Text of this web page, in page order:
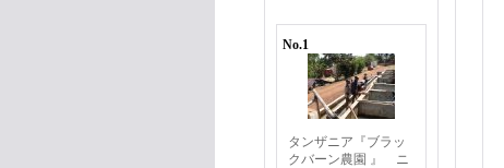
No.1
タンザニア『ブラッ
クバーン農園 』 ニ